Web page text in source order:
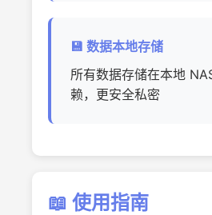
💾 数据本地存储
所有数据存储在本地
赖，更安全私密
📖 使用指南